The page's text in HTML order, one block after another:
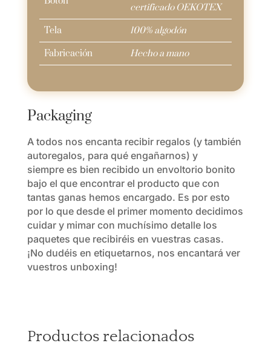
certificado OEKOTEX
Tela
100% algodón
Fabricación
Hecho a mano
Packaging
A todos nos encanta recibir regalos (y también
autoregalos, para qué engañarnos) y
siempre es bien recibido un envoltorio bonito
bajo el que encontrar el producto que con
tantas ganas hemos encargado. Es por esto
por lo que desde el primer momento decidimos
cuidar y mimar con muchísimo detalle los
paquetes que recibiréis en vuestras casas.
¡No dudéis en etiquetarnos, nos encantará ver
vuestros unboxing!
Productos relacionados